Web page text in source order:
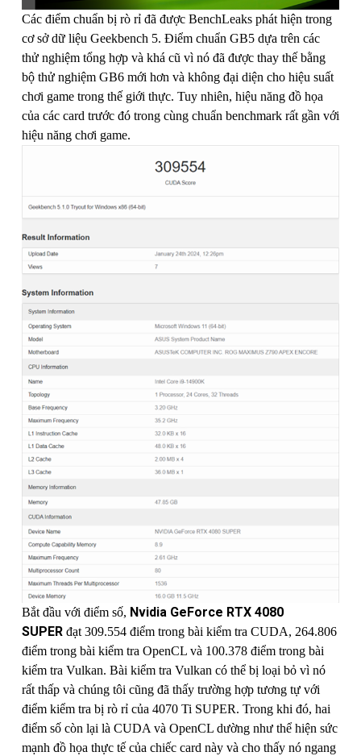
Các điểm chuẩn bị rò rỉ đã được BenchLeaks phát hiện trong
cơ sở dữ liệu Geekbench 5. Điểm chuẩn GB5 dựa trên các
thử nghiệm tổng hợp và khá cũ vì nó đã được thay thế bằng
bộ thử nghiệm GB6 mới hơn và không đại diện cho hiệu suất
chơi game trong thế giới thực. Tuy nhiên, hiệu năng đồ họa
của các card trước đó trong cùng chuẩn benchmark rất gần với
hiệu năng chơi game.
Bắt đầu với điểm số, Nvidia GeForce RTX 4080
SUPER đạt 309.554 điểm trong bài kiểm tra CUDA, 264.806
điểm trong bài kiểm tra OpenCL và 100.378 điểm trong bài
kiểm tra Vulkan. Bài kiểm tra Vulkan có thể bị loại bỏ vì nó
rất thấp và chúng tôi cũng đã thấy trường hợp tương tự với
điểm kiểm tra bị rò rỉ của 4070 Ti SUPER. Trong khi đó, hai
điểm số còn lại là CUDA và OpenCL dường như thể hiện sức
mạnh đồ họa thực tế của chiếc card này và cho thấy nó ngang